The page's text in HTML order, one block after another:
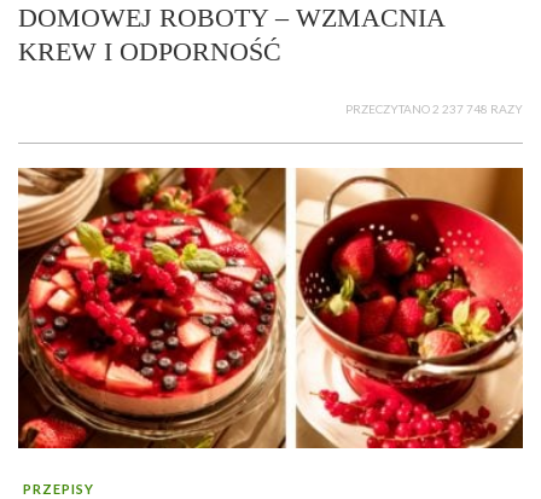
DOMOWEJ ROBOTY – WZMACNIA
KREW I ODPORNOŚĆ
PRZECZYTANO 2 237 748 RAZY
PRZEPISY